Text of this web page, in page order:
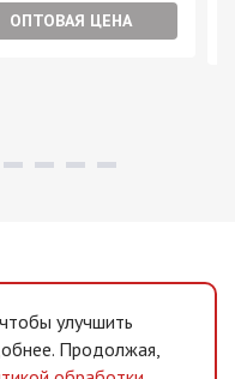
ОПТОВАЯ ЦЕНА
улучшить
Продолжая,